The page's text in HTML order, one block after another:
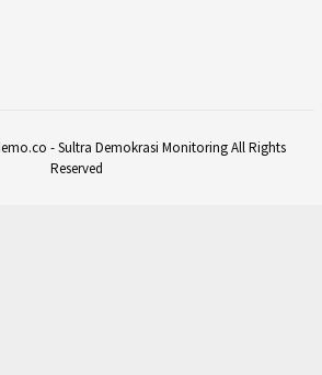
- Sultra Demokrasi Monitoring All Rights
Reserved